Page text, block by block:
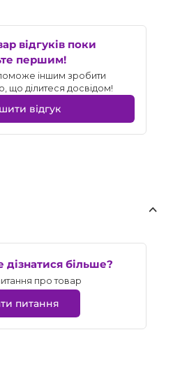
відгуків поки
першим!
іншим зробити
що ділитеся досвідом!
відгук
дізнатися більше?
про товар
питання